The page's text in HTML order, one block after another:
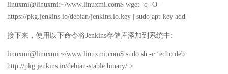
linuxmi@linuxmi:~/www.linuxmi.com$ wget -q -O –
https://pkg.jenkins.io/debian/jenkins.io.key | sudo apt-key add –
接下来，使用以下命令将Jenkins存储库添加到系统中:
linuxmi@linuxmi:~/www.linuxmi.com$ sudo sh -c ‘echo deb
http://pkg.jenkins.io/debian-stable binary/ >